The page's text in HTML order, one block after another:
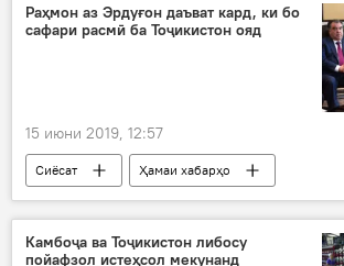
Раҳмон аз Эрдуғон даъват кард, ки бо
сафари расмӣ ба Тоҷикистон ояд
15 июни 2019, 12:57
Сиёсат Ҳамаи хабарҳо
Камбоҷа ва Тоҷикистон либосу
пойафзол истеҳсол мекунанд